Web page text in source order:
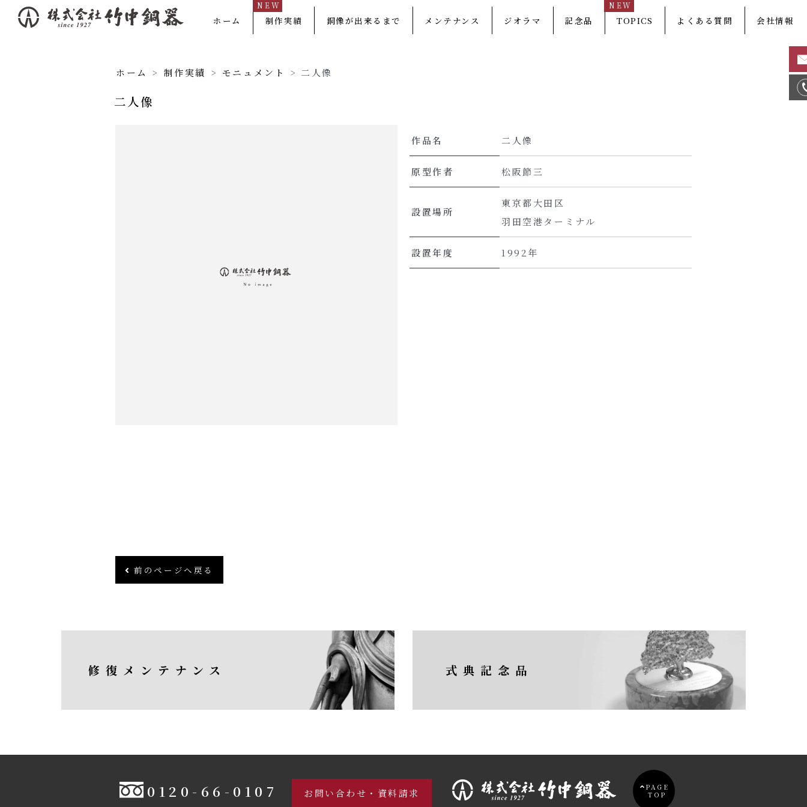
ホーム 制作実績
NEW
銅像が出来るまで メンテナンス ジオラマ 記念品 TOPICS
NEW
よくある質問 会社情報
ホーム > 制作実績 > モニュメント > 二人像
二人像
作品名 二人像
原型作者 松阪節三
設置場所
東京都大田区
羽田空港ターミナル
設置年度 1992年
前のページへ戻る
修復メンテナンス 式典記念品
0120-66-0107 お問い合わせ・資料請求
PAGE
TOP